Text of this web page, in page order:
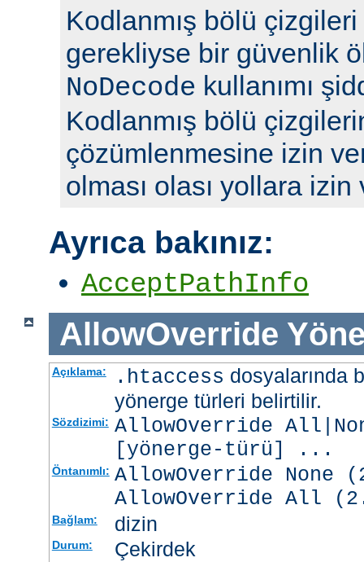
Kodlanmış bölü
gerekliyse bir güvenlik
NoDecode kullanımı
Kodlanmış bölü
çözümlenmesine izin
olması olası yollara
Ayrıca bakınız:
AcceptPathInfo
AllowOverride
Açıklama: .htaccess dosyalarında
yönerge türleri belirtilir.
Sözdizimi: AllowOverride
[yönerge-türü] ...
Öntanımlı: AllowOverride None
AllowOverride All
Bağlam: dizin
Durum: Çekirdek